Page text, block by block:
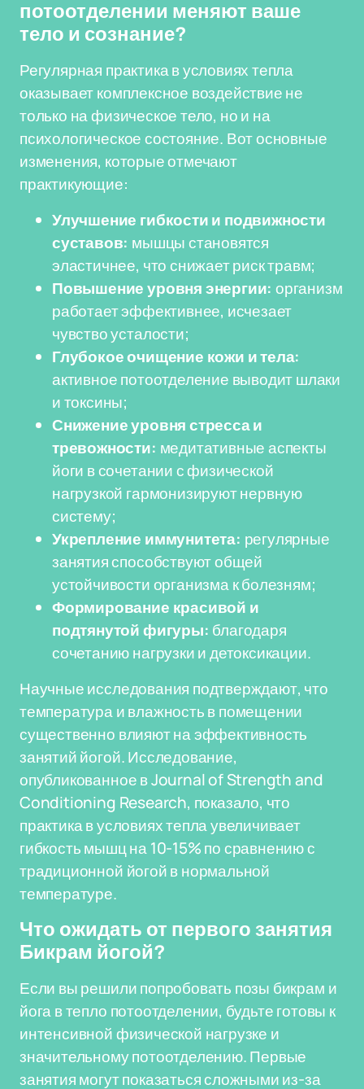
потоотделении меняют ваше
тело и сознание?
Регулярная практика в условиях тепла
оказывает комплексное воздействие не
только на физическое тело, но и на
психологическое состояние. Вот основные
изменения, которые отмечают
практикующие:
Улучшение гибкости и подвижности
суставов: мышцы становятся
эластичнее, что снижает риск травм;
Повышение уровня энергии: организм
работает эффективнее, исчезает
чувство усталости;
Глубокое очищение кожи и тела:
активное потоотделение выводит шлаки
и токсины;
Снижение уровня стресса и
тревожности: медитативные аспекты
йоги в сочетании с физической
нагрузкой гармонизируют нервную
систему;
Укрепление иммунитета: регулярные
занятия способствуют общей
устойчивости организма к болезням;
Формирование красивой и
подтянутой фигуры: благодаря
сочетанию нагрузки и детоксикации.
Научные исследования подтверждают, что
температура и влажность в помещении
существенно влияют на эффективность
занятий йогой. Исследование,
опубликованное в Journal of Strength and
Conditioning Research, показало, что
практика в условиях тепла увеличивает
гибкость мышц на 10-15% по сравнению с
традиционной йогой в нормальной
температуре.
Что ожидать от первого занятия
Бикрам йогой?
Если вы решили попробовать позы бикрам и
йога в тепло потоотделении, будьте готовы к
интенсивной физической нагрузке и
значительному потоотделению. Первые
занятия могут показаться сложными из-за